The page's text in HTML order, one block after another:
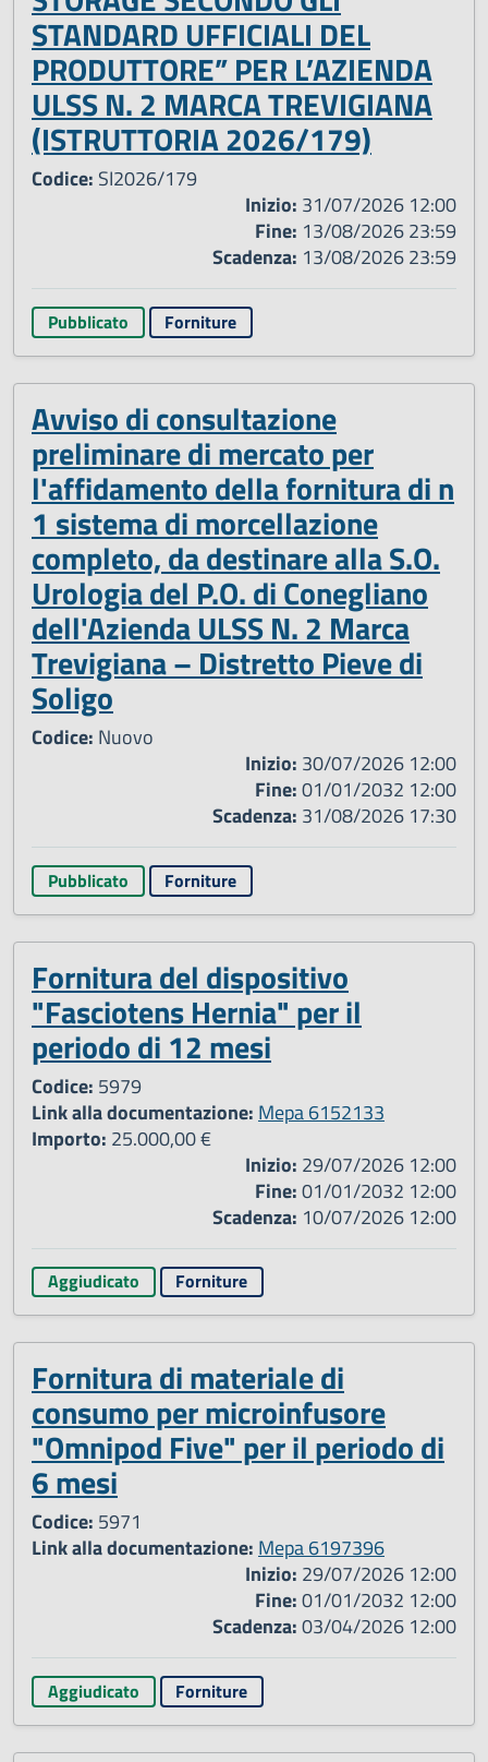
STANDARD UFFICIALI DEL
PRODUTTORE” PER L’AZIENDA
ULSS N. 2 MARCA TREVIGIANA
(ISTRUTTORIA 2026/179)
Codice: SI2026/179
Inizio: 31/07/2026 12:00
Fine: 13/08/2026 23:59
Scadenza: 13/08/2026 23:59
Pubblicato Forniture
Avviso di consultazione
preliminare di mercato per
l'affidamento della fornitura di n
1 sistema di morcellazione
completo, da destinare alla S.O.
Urologia del P.O. di Conegliano
dell'Azienda ULSS N. 2 Marca
Trevigiana – Distretto Pieve di
Soligo
Codice: Nuovo
Inizio: 30/07/2026 12:00
Fine:01/01/2032 12:00
Scadenza: 31/08/2026 17:30
Pubblicato Forniture
Fornitura del dispositivo
"Fasciotens Hernia" per il
periodo di 12 mesi
Codice: 5979
Link alla documentazione: Mepa 6152133
Importo: 25.000,00 €
Inizio: 29/07/2026 12:00
Fine:01/01/2032 12:00
Scadenza: 10/07/2026 12:00
Aggiudicato Forniture
Fornitura di materiale di
consumo per microinfusore
"Omnipod Five" per il periodo di
6 mesi
Codice: 5971
Link alla documentazione: Mepa 6197396
Inizio: 29/07/2026 12:00
Fine:01/01/2032 12:00
Scadenza:03/04/2026 12:00
Aggiudicato Forniture